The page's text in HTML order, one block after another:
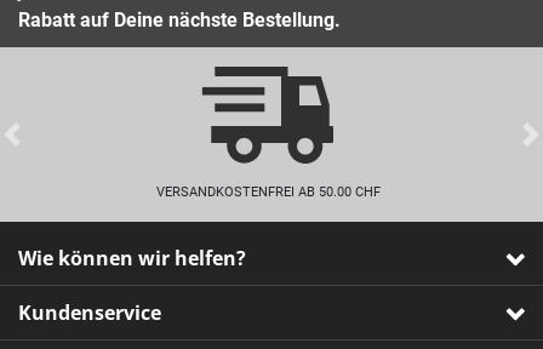
Rabatt auf Deine nächste Bestellung.
VERSANDKOSTENFREI AB 50.00 CHF
Previous
Wie können wir helfen?
Kundenservice